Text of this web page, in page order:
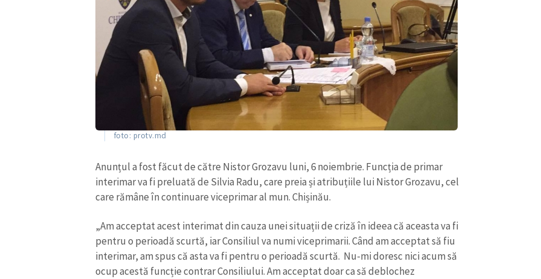
foto: protv.md
Anunțul a fost făcut de către Nistor Grozavu luni, 6 noiembrie. Funcția de primar
interimar va fi preluată de Silvia Radu, care preia și atribuțiile lui Nistor Grozavu, cel
care rămâne în continuare viceprimar al mun. Chișinău.
„Am acceptat acest interimat din cauza unei situații de criză în ideea că aceasta va fi
pentru o perioadă scurtă, iar Consiliul va numi viceprimarii. Când am acceptat să fiu
interimar, am spus că asta va fi pentru o perioadă scurtă. Nu-mi doresc nici acum să
ocup acestă funcție contrar Consiliului. Am acceptat doar ca să deblochez
Titlu știre + Adaugă titlu
Fotografie + Încarcă imagine
Link media + Link media